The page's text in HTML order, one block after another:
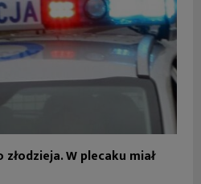
W plecaku miał